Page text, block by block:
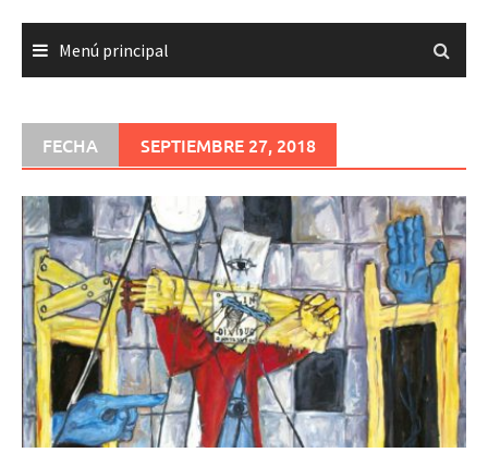
Menú principal
FECHA SEPTIEMBRE 27, 2018